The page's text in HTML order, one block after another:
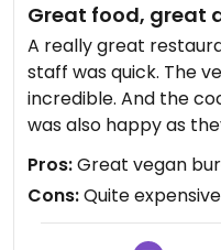
Great food, great
A really great
staff was quick. The
incredible. And the
was also happy as
Pros:Great vegan
Cons:Quite expensive